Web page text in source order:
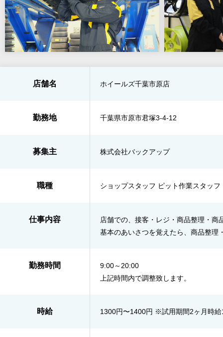
店舗名 ホイールズ千葉市原店
勤務地 千葉県市原市君塚3-4-12
募集主 株式会社バックアップ
職種 ショップスタッフ ピット作業スタッフ
仕事内容
店舗での、接客・レジ・商品整理・
基本のあいさつを覚えたら、商品整理
勤務時間
9:00～20:00
上記時間内で調整致します。
時給 1300円〜1400円 ※試用期間2ヶ月時給